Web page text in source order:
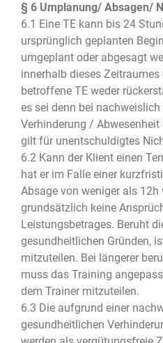
§ 6 Umplanung/ Absagen/
6.1 Eine TE kann bis 24
ursprünglich geplanten
umgeplant oder abgesagt
innerhalb dieses
betroffene TE weder
es sei denn bei
Verhinderung /
gilt für unentschuldigtes
6.2 Kann der Klient einen
hat er im Falle einer
Absage von weniger als 12h
grundsätzlich keine
Leistungsbetrages. Beruht
gesundheitlichen Gründen,
mitzuteilen. Bei längerer
muss das Training
dem Trainer mitzuteilen.
6.3 Die aufgrund einer
gesundheitlichen